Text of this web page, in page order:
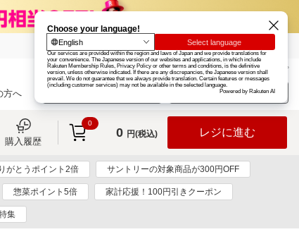
楽天グループ カード
お知らせ ヘルプ
方へ ログイン
購入履歴
0
0 円(税込) レジに進む
がとうポイント2倍 サントリーの対象商品が300円OFF
惣菜ポイント5倍 家計応援！100円引きクーポン
集